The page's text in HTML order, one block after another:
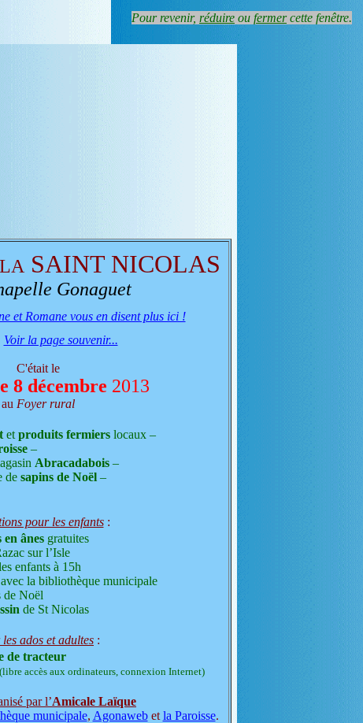
Pour revenir, réduire ou fermercette fenêtre.
SAINT NICOLAS
Gonaguet
et Romane vous en disent plus ici !
Voir la page souvenir...
C'était le
8 décembre 2013
au Foyer rural
et produits fermierslocaux –
–
Abracadabois–
de sapins de Noël–
pour les enfants:
en ânes gratuites
sur l’Isle
enfants à 15h
avec la bibliothèque municipale
de Noël
de St Nicolas
ados et adultes :
de tracteur
(libre accès aux ordinateurs, connexion Internet)
par l’Amicale Laïque
municipale, Agonawebet la Paroisse.